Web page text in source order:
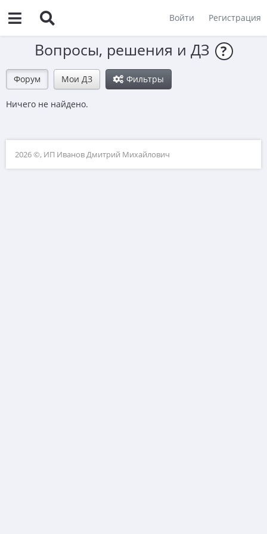
Войти Регистрация
Вопросы, решения и ДЗ ?
Форум Мои ДЗ Фильтры
Ничего не найдено.
2026 ©, ИП Иванов Дмитрий Михайлович